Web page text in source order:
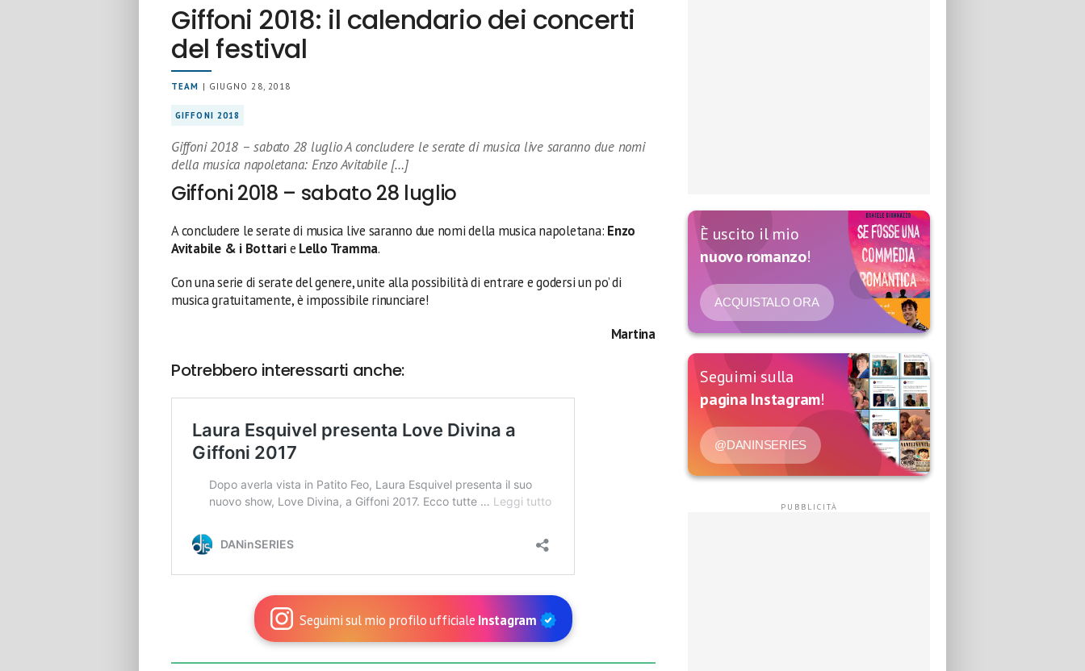
Giffoni 2018: il calendario dei concerti
del festival
TEAM | GIUGNO 28, 2018
GIFFONI 2018
Giffoni 2018 – sabato 28 luglio A concludere le serate di musica live saranno due nomi
della musica napoletana: Enzo Avitabile […]
Giffoni 2018 – sabato 28 luglio
A concludere le serate di musica live saranno due nomi della musica napoletana: Enzo
Avitabile & i Bottarie Lello Tramma.
Con una serie di serate del genere, unite alla possibilità di entrare e godersi un po’ di
musica gratuitamente, è impossibile rinunciare!
Martina
Potrebbero interessarti anche:
Seguimi sul mio profilo ufficiale Instagram
È uscito il mio
nuovo romanzo!
ACQUISTALO ORA
Seguimi sulla
pagina Instagram!
@DANINSERIES